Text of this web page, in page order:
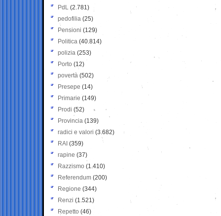
PdL (2.781)
pedofilia (25)
Pensioni (129)
Politica (40.814)
polizia (253)
Porto (12)
povertà (502)
Presepe (14)
Primarie (149)
Prodi (52)
Provincia (139)
radici e valori (3.682)
RAI (359)
rapine (37)
Razzismo (1.410)
Referendum (200)
Regione (344)
Renzi (1.521)
Repetto (46)